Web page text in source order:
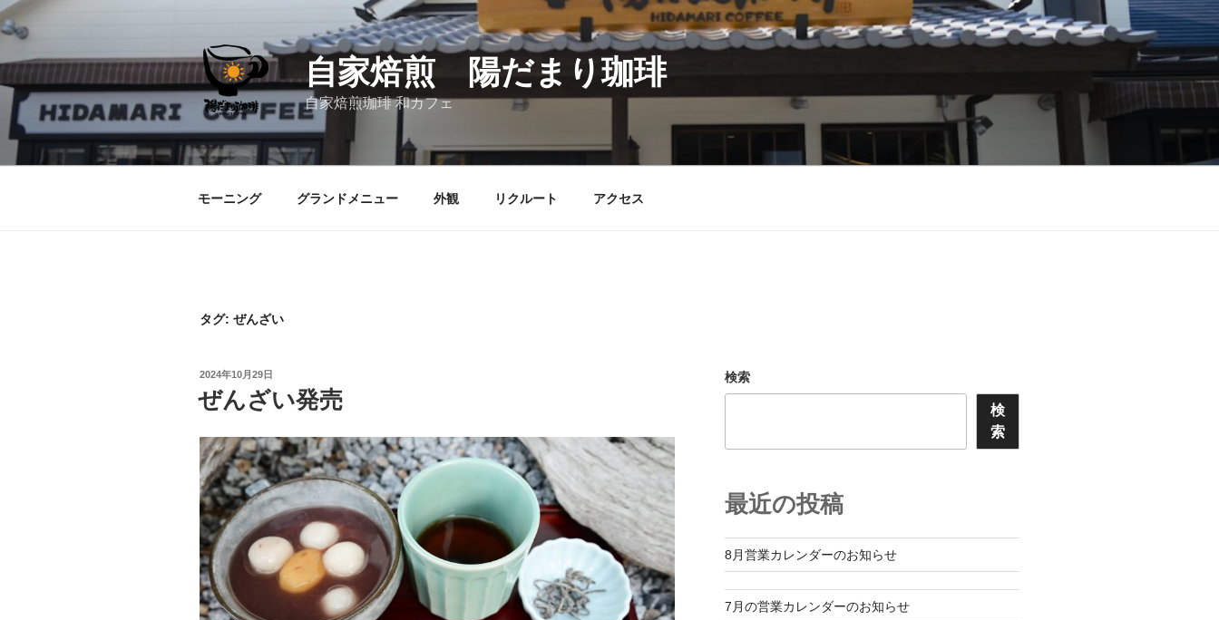
コ
ン
ツ
へ
ス
キ
自家焙煎 陽だまり珈琲
自家焙煎珈琲 和カフェ
モーニング グランドメニュー 外観 リクルート アクセス
タグ: ぜんざい
投
日:
2024年10月29日
ぜんざい発売
検索
検
索
最近の投稿
8月営業カレンダーのお知らせ
7月の営業カレンダーのお知らせ